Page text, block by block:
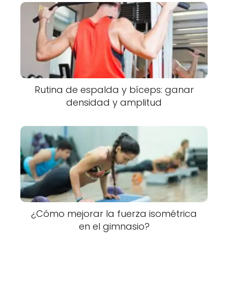
Rutina de espalda y bíceps: ganar
densidad y amplitud
¿Cómo mejorar la fuerza isométrica
en el gimnasio?